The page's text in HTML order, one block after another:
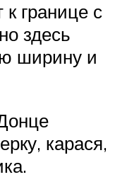
к границе с
здесь
ширину и
карася,